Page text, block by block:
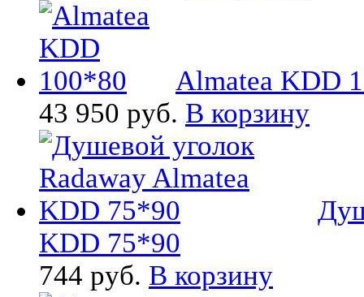
Almatea KDD
43 950 руб. В корзину
KDD 75*90
744 руб. В корзину